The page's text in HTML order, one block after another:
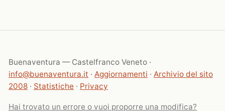
Buenaventura — Castelfranco Veneto ·
info@buenaventura.it · Aggiornamenti · Archivio del sito
2008 · Statistiche · Privacy
Hai trovato un errore o vuoi proporre una modifica?